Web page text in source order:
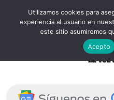
Utilizamos cookies para
experiencia al usuario en
este sitio asumiremos
Acepto